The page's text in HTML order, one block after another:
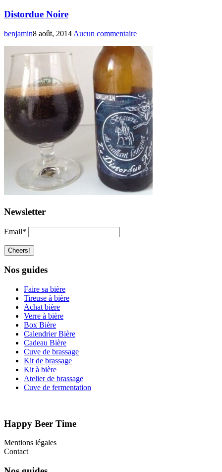
Distordue Noire
benjamin8 août, 2014 Aucun commentaire
Newsletter
Email*
Nos guides
Faire sa bière
Tireuse à bière
Achat bière
Verre à bière
Box Bière
Calendrier Bière
Cadeau Bière
Cuve de brassage
Kit de brassage
Kit à bière
Atelier de brassage
Cuve de fermentation
Happy Beer Time
Mentions légales
Contact